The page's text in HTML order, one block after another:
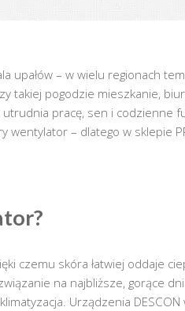
upałów – w wielu regionach
takiej pogodzie mieszkanie,
pracę, sen i codzienne
– dlatego w sklepie
czemu skóra łatwiej oddaje
na najbliższe, gorące
Urządzenia